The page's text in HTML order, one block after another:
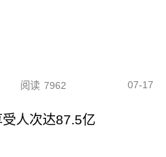
阅读 7962 07-17
人次达87.5亿